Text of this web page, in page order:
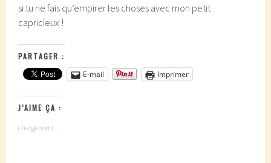
si tu ne fais qu’empirer les choses avec mon petit
capricieux !
PARTAGER :
E-mail
Imprimer
J’AIME ÇA :
chargement…